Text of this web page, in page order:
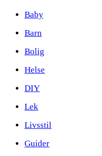
Baby
Barn
Bolig
Helse
DIY
Lek
Livsstil
Guider